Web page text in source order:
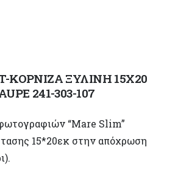
ΚΟΡΝΙΖΑ ΞΥΛΙΝΗ 15X20
241-303-107
“Mare Slim”
15*20εκ στην απόχρωση